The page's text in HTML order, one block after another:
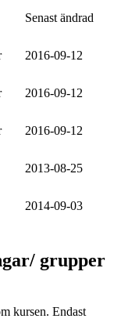
Senast ändrad
2016-09-12
2016-09-12
2016-09-12
2013-08-25
2014-09-03
grupper
kursen. Endast